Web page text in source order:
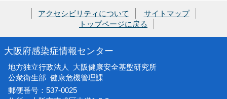
アクセシビリティについて
サイトマップ
トップページに戻る
大阪府感染症情報センター
地方独立行政法人 大阪健康安全基盤研究所
公衆衛生部 健康危機管理課
郵便番号：537-0025